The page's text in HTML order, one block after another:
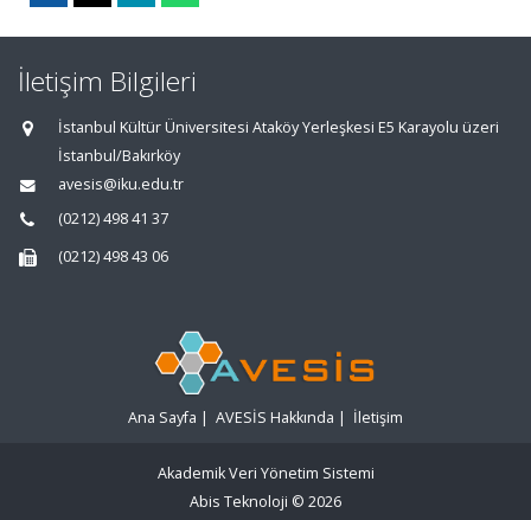
İletişim Bilgileri
İstanbul Kültür Üniversitesi Ataköy Yerleşkesi E5 Karayolu üzeri
İstanbul/Bakırköy
avesis@iku.edu.tr
(0212) 498 41 37
(0212) 498 43 06
Ana Sayfa | AVESİS Hakkında | İletişim
Akademik Veri Yönetim Sistemi
Abis Teknoloji © 2026